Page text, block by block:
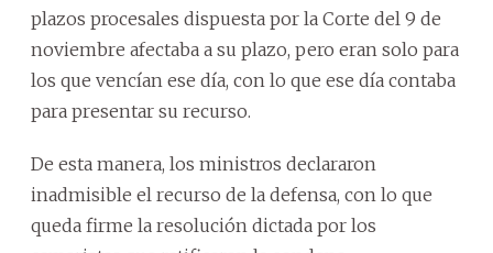
plazos procesales dispuesta por la Corte del 9 de
noviembre afectaba a su plazo, pero eran solo para
los que vencían ese día, con lo que ese día contaba
para presentar su recurso.
De esta manera, los ministros declararon
inadmisible el recurso de la defensa, con lo que
queda firme la resolución dictada por los